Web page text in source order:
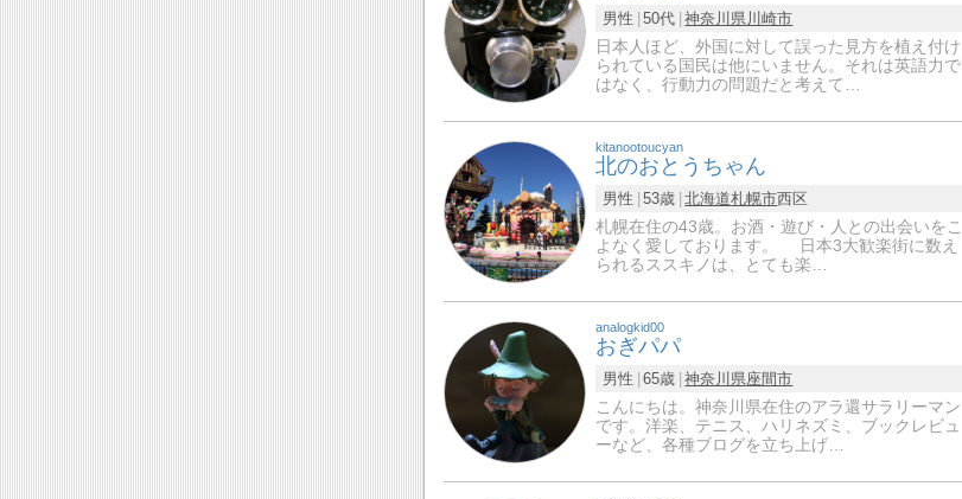
男性 50代 神奈川県川崎市
日本人ほど、外国に対して誤った見方を植え付け
られている国民は他にいません。それは英語力で
はなく、行動力の問題だと考えて…
kitanootoucyan
北のおとうちゃん
男性 53歳 北海道札幌市西区
札幌在住の43歳。お酒・遊び・人との出会いをこ
よなく愛しております。 日本3大歓楽街に数え
られるススキノは、とても楽…
analogkid00
おぎパパ
男性 65歳 神奈川県座間市
こんにちは。神奈川県在住のアラ還サラリーマン
です。洋楽、テニス、ハリネズミ、ブックレビュ
ーなど、各種ブログを立ち上げ…